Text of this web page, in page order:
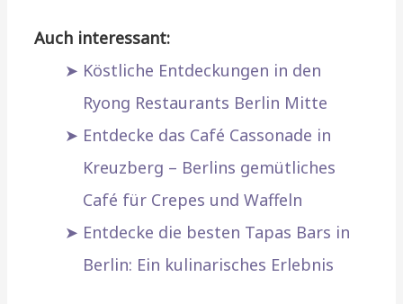
Auch interessant:
Köstliche Entdeckungen in den
Ryong Restaurants Berlin Mitte
Entdecke das Café Cassonade in
Kreuzberg – Berlins gemütliches
Café für Crepes und Waffeln
Entdecke die besten Tapas Bars in
Berlin: Ein kulinarisches Erlebnis